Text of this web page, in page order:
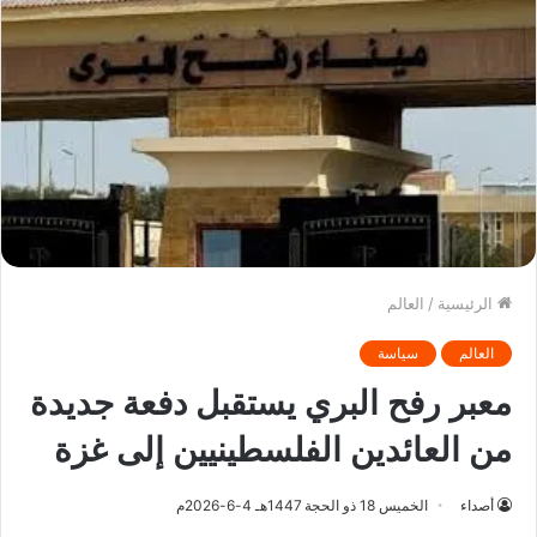
الرئيسية / العالم
العالم سياسة
معبر رفح البري يستقبل دفعة جديدة
من العائدين الفلسطينيين إلى غزة
أصداء الخميس 18 ذو الحجة 1447هـ 4-6-2026م